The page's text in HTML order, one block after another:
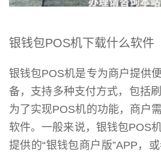
银钱包POS机下载什么软件
银钱包POS机是专为商户提供
备，支持多种支付方式，包括
为了实现POS机的功能，商户
软件。一般来说，银钱包POS
提供的“银钱包商户版”APP，